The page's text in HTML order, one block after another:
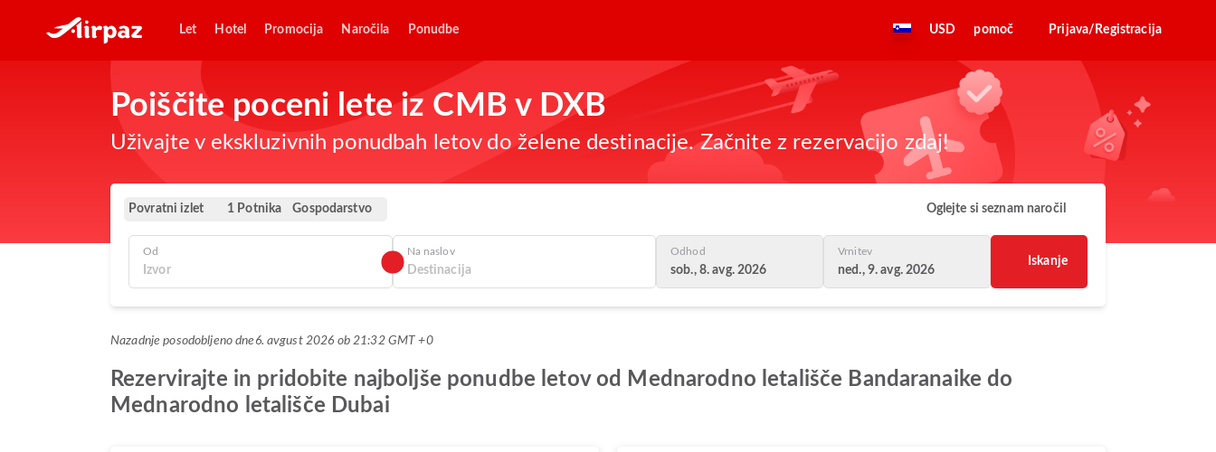
Let Hotel Promocija Naročila Ponudbe USD pomoč Prijava/Registracija
Poiščite poceni lete iz CMB v DXB
Uživajte v ekskluzivnih ponudbah letov do želene destinacije. Začnite z rezervacijo zdaj!
Povratni izlet 1 Potnika Gospodarstvo Oglejte si seznam naročil
Od Na naslov Odhod
sob., 8. avg. 2026
Vrnitev
ned., 9. avg. 2026
Iskanje
Nazadnje posodobljeno dne 6. avgust 2026 ob 21:32 GMT +0
Rezervirajte in pridobite najboljše ponudbe letov od Mednarodno letališče Bandaranaike do
Mednarodno letališče Dubai